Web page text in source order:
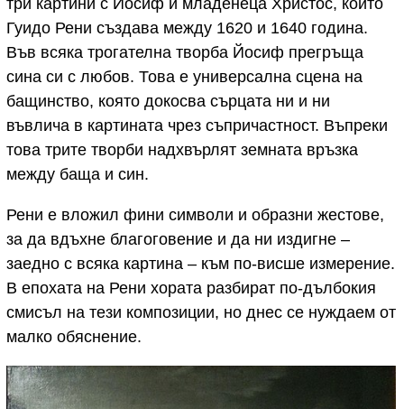
три картини с Йосиф и младенеца Христос, които
Гуидо Рени създава между 1620 и 1640 година.
Във всяка трогателна творба Йосиф прегръща
сина си с любов. Това е универсална сцена на
бащинство, която докосва сърцата ни и ни
въвлича в картината чрез съпричастност. Въпреки
това трите творби надхвърлят земната връзка
между баща и син.
Рени е вложил фини символи и образни жестове,
за да вдъхне благоговение и да ни издигне –
заедно с всяка картина – към по-висше измерение.
В епохата на Рени хората разбират по-дълбокия
смисъл на тези композиции, но днес се нуждаем от
малко обяснение.